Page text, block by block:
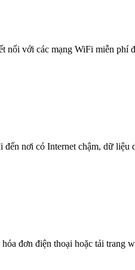
với các mạng WiFi miễn phí
nơi có Internet chậm, dữ
đơn điện thoại hoặc tải trang